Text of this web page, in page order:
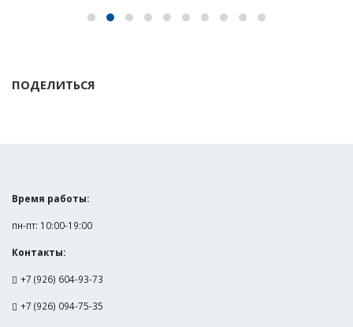
ПОДЕЛИТЬСЯ
Время работы:
пн-пт: 10:00-19:00
Контакты:
+7 (926) 604-93-73
+7 (926) 094-75-35